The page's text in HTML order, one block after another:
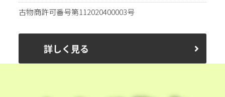
古物商許可番号第112020400003号
詳しく見る